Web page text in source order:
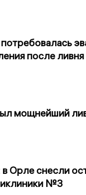
после ливня
мощнейший
Орле снесли
№3